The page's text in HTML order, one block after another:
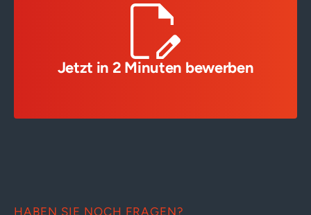
Jetzt in 2 Minuten bewerben
HABEN SIE NOCH FRAGEN?